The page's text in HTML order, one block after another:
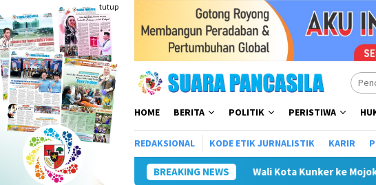
ke
konten
tutup
HOME BERITA POLITIK PERISTIWA
REDAKSIONAL KODE ETIK JURNALISTIK KARIR
BREAKING NEWS
Wali Kota Kunker ke Mojokerto Terkait